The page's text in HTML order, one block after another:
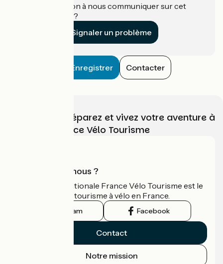
Une information à nous communiquer sur cet
établissement ?
Signaler un problème
Enregistrer Contacter
Choisissez, préparez et vivez votre aventure à
vélo avec France Vélo Tourisme
Qui sommes-nous ?
L'association nationale France Vélo Tourisme est le
guide officiel du tourisme à vélo en France.
Instagram Facebook
Contact
Notre mission